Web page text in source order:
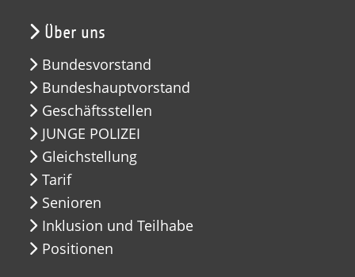
Über uns
Bundesvorstand
Bundeshauptvorstand
Geschäftsstellen
JUNGE POLIZEI
Gleichstellung
Tarif
Senioren
Inklusion und Teilhabe
Positionen